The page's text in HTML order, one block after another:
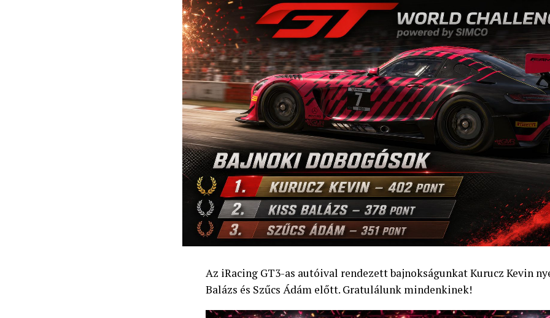
Az iRacing GT3-as autóival rendezett bajnokságunkat Kurucz Kevin
Balázs és Szűcs Ádám előtt. Gratulálunk mindenkinek!